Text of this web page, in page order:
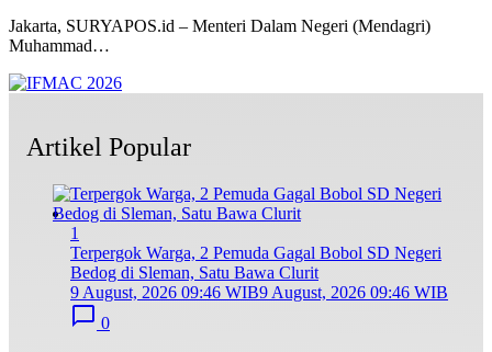
Jakarta, SURYAPOS.id – Menteri Dalam Negeri (Mendagri)
Muhammad…
Artikel Popular
1
Terpergok Warga, 2 Pemuda Gagal Bobol SD Negeri
Bedog di Sleman, Satu Bawa Clurit
9 August, 2026 09:46 WIB9 August, 2026 09:46 WIB
0